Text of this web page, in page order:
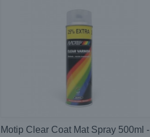
Motip Clear Coat Mat Spray 500ml -